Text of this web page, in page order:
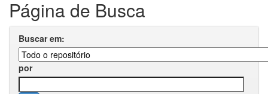
Página de Busca
Buscar em:
por